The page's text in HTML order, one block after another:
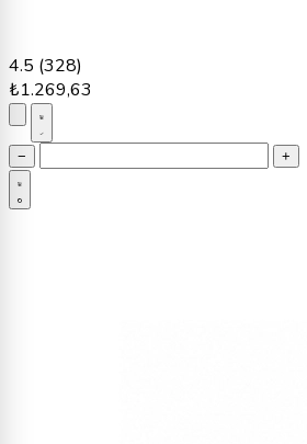
4.5 (328)
₺1.269,63
− +